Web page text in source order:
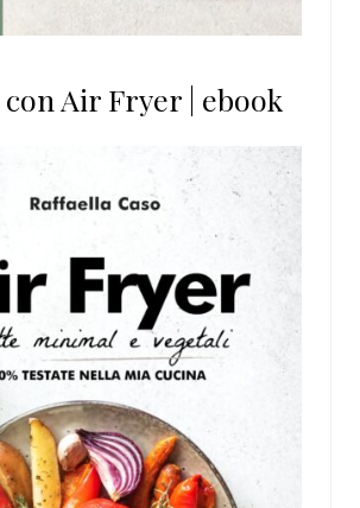
Air Fryer | ebook